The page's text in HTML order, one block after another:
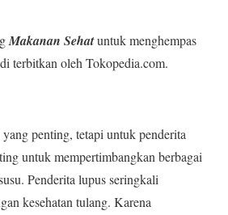
Makanan Sehatuntuk menghempas
terbitkan oleh Tokopedia.com.
penting, tetapi untuk penderita
untuk mempertimbangkan berbagai
Penderita lupus seringkali
kesehatan tulang. Karena